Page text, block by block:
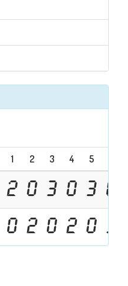
1 2 3 4 5
2 0 3 0 3 0
0 2 0 2 0 3